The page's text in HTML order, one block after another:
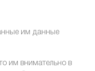
им данные
им внимательно в